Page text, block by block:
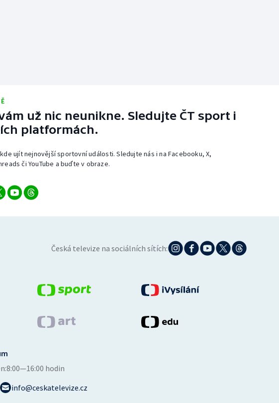
už nic neunikne. Sledujte ČT sport i
platformách.
ujít nejnovější sportovní události. Sledujte nás i na Facebooku, X,
či YouTube a buďte v obraze.
Česká televize na sociálních sítích:
8:00—16:00 hodin
info@ceskatelevize.cz